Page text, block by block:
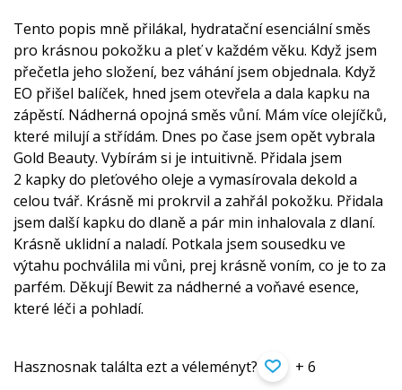
Tento popis mně přilákal, hydratační esenciální směs
pro krásnou pokožku a pleť v každém věku. Když jsem
přečetla jeho složení, bez váhání jsem objednala. Když
EO přišel balíček, hned jsem otevřela a dala kapku na
zápěstí. Nádherná opojná směs vůní. Mám více olejíčků,
které milují a střídám. Dnes po čase jsem opět vybrala
Gold Beauty. Vybírám si je intuitivně. Přidala jsem
2 kapky do pleťového oleje a vymasírovala dekold a
celou tvář. Krásně mi prokrvil a zahřál pokožku. Přidala
jsem další kapku do dlaně a pár min inhalovala z dlaní.
Krásně uklidní a naladí. Potkala jsem sousedku ve
výtahu pochválila mi vůni, prej krásně voním, co je to za
parfém. Děkují Bewit za nádherné a voňavé esence,
které léči a pohladí.
Hasznosnak találta ezt a véleményt? + 6